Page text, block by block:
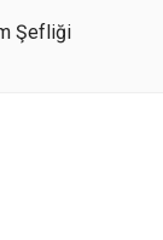
Şefliği